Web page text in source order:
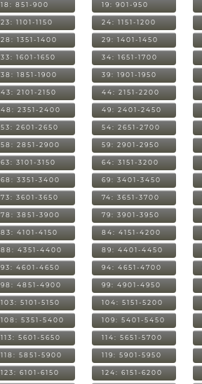
18: 851-900 19: 901-950
23: 1101-1150 24: 1151-1200
28: 1351-1400 29: 1401-1450
33: 1601-1650 34: 1651-1700
38: 1851-1900 39: 1901-1950
43: 2101-2150 44: 2151-2200
48: 2351-2400 49: 2401-2450
53: 2601-2650 54: 2651-2700
58: 2851-2900 59: 2901-2950
63: 3101-3150 64: 3151-3200
68: 3351-3400 69: 3401-3450
73: 3601-3650 74: 3651-3700
78: 3851-3900 79: 3901-3950
83: 4101-4150 84: 4151-4200
88: 4351-4400 89: 4401-4450
93: 4601-4650 94: 4651-4700
98: 4851-4900 99: 4901-4950
103: 5101-5150 104: 5151-5200
108: 5351-5400 109: 5401-5450
113: 5601-5650 114: 5651-5700
118: 5851-5900 119: 5901-5950
123: 6101-6150 124: 6151-6200